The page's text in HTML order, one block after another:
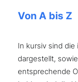
Von A bis Z
In kursiv sind die
dargestellt,
entsprechende